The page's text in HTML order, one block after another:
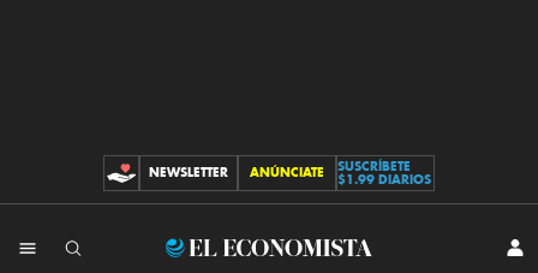
CONTRIBUCIONES
NEWSLETTER ANÚNCIATE
SUSCRÍBETE
$1.99 DIARIOS
El